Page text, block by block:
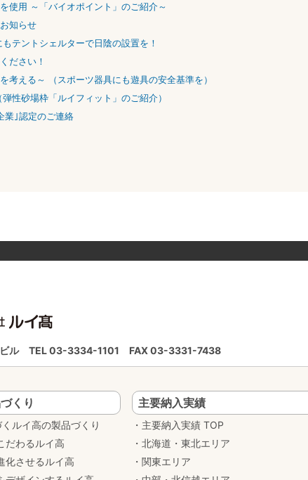
使用 ～「バイオポイント」のご紹介～
知らせ
テントシェルターで日陰の設置を！
ださい！
える～ （スポーツ器具にも遊具の安全基準を）
性砂場枠「ルイフィット」のご紹介）
業｣認定のご連絡
ル TEL 03-3334-1101 FAX 03-3331-7438
くり
ルイ高の製品づくり
だわるルイ高
化させるルイ高
主要納入実績
主要納入実績 TOP
北海道・東北エリア
関東エリア